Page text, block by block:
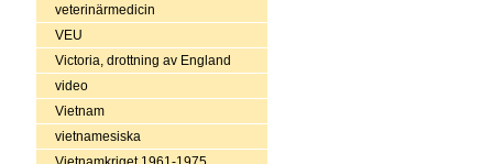
veterinärmedicin
VEU
Victoria, drottning av England
video
Vietnam
vietnamesiska